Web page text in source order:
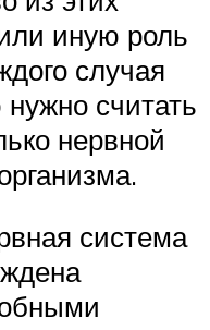
иную роль
случая
считать
нервной
система